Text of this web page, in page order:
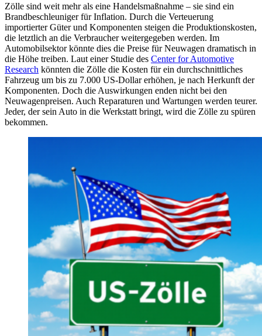
Zölle sind weit mehr als eine Handelsmaßnahme – sie sind ein
Brandbeschleuniger für Inflation. Durch die Verteuerung
importierter Güter und Komponenten steigen die Produktionskosten,
die letztlich an die Verbraucher weitergegeben werden. Im
Automobilsektor könnte dies die Preise für Neuwagen dramatisch in
die Höhe treiben. Laut einer Studie des Center for Automotive
Research könnten die Zölle die Kosten für ein durchschnittliches
Fahrzeug um bis zu 7.000 US-Dollar erhöhen, je nach Herkunft der
Komponenten. Doch die Auswirkungen enden nicht bei den
Neuwagenpreisen. Auch Reparaturen und Wartungen werden teurer.
Jeder, der sein Auto in die Werkstatt bringt, wird die Zölle zu spüren
bekommen.